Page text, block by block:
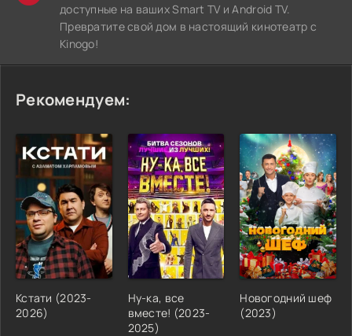
доступные на ваших Smart TV и Android TV.
Превратите свой дом в настоящий кинотеатр с
Kinogo!
Рекомендуем:
Кстати (2023-
2026)
Ну-ка, все
вместе! (2023-
2025)
Новогодний шеф
(2023)